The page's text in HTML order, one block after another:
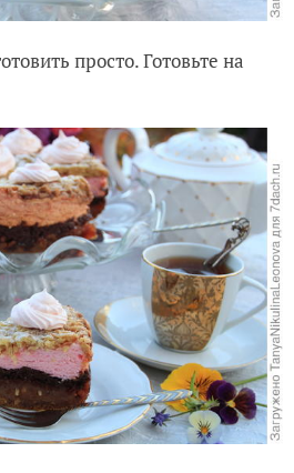
и подаём к чаю.
и оригинальный